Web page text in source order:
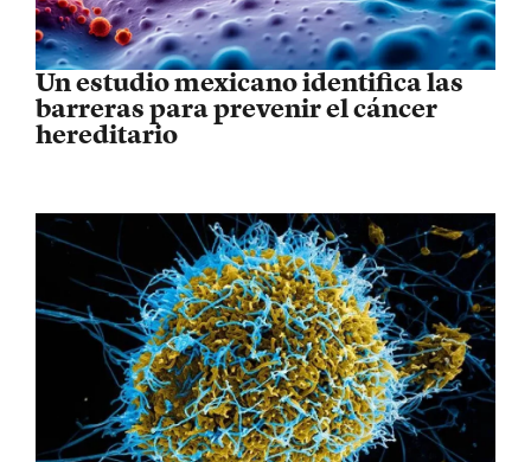
Un estudio mexicano identifica las
barreras para prevenir el cáncer
hereditario